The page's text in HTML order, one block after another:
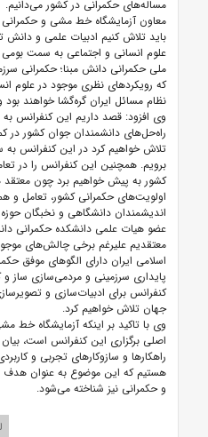
مساله‌های حکمرانی در کشور می‌دانیم.
معاون آزمایشگاه خط مشی و حکمرانی
باید تلاش کنیم ادبیات علمی و دانش
علوم انسانی و اجتماعی به سمت
ملی حکمرانی دانش مبنا؛ حکمرانی
که رویکردهای نظری موجود در علوم
نظام مسائل ایران گره‌گشا خواهند
وی افزود: قصد داریم این کنفرانس
راه‌حل‌های دانشمندان جوان کشور در
تلاش خواهیم کرد در این کنفرانس به
برویم. همچنین این کنفرانس را در
کشور به پیش خواهیم برد چون معتقد
اولویت‌های حکمرانی کشور، تعامل و
اندیشمندان دانشگاهی و نخبگان
عضو هیات علمی دانشکده حکمرانی
معتقدیم علیرغم برخی چالش‌های
اسلامی ایران دارای الگوهای موفق
پایداری سرزمینی و مردمی‌سازی ساز و
کنفرانس برای ادبیات‌سازی و
جهان تلاش خواهیم کرد.
وی با تاکید بر اینکه آزمایشگاه خط
اصلی برگزاری این کنفرانس است،
راهکارها و سازوکارهای تجربی و
هستیم که این موضوع به عنوان
و حکمرانی نیز شناخته می‌شود.